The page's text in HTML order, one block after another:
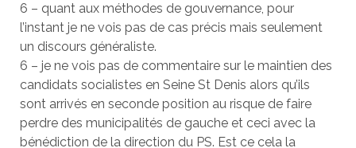
6 – quant aux méthodes de gouvernance, pour
l’instant je ne vois pas de cas précis mais seulement
un discours généraliste.
6 – je ne vois pas de commentaire sur le maintien des
candidats socialistes en Seine St Denis alors qu’ils
sont arrivés en seconde position au risque de faire
perdre des municipalités de gauche et ceci avec la
bénédiction de la direction du PS. Est ce cela la